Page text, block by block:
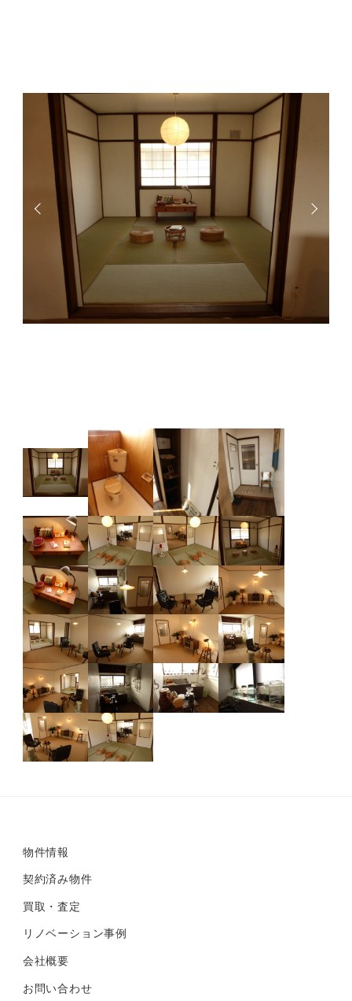
物件情報
契約済み物件
買取・査定
リノベーション事例
会社概要
お問い合わせ